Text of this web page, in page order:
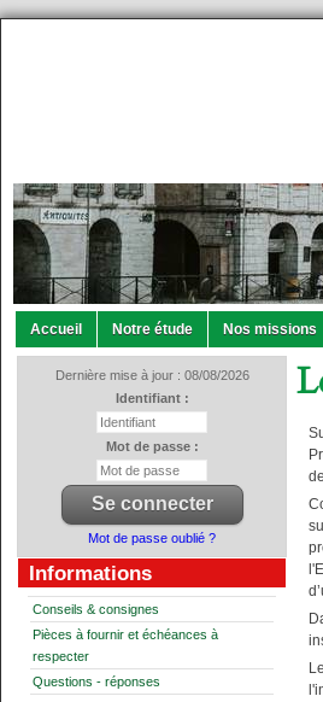
Accueil Notre étude Nos missions
Dernière mise à jour : 08/08/2026
Identifiant :
Mot de passe :
Mot de passe oublié ?
Informations
Conseils & consignes
Pièces à fournir et échéances à
respecter
Questions - réponses